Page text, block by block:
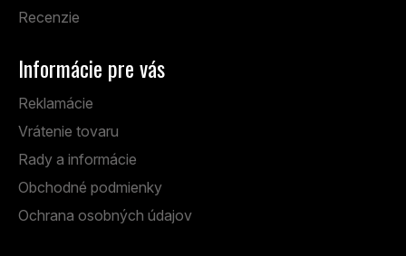
Recenzie
Informácie pre vás
Reklamácie
Vrátenie tovaru
Rady a informácie
Obchodné podmienky
Ochrana osobných údajov